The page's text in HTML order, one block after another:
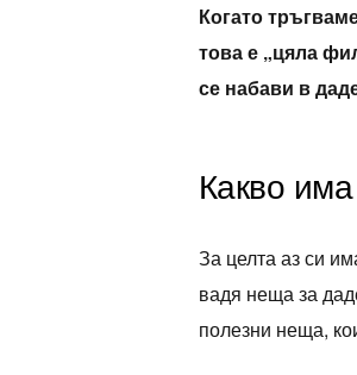
Когато
това е „цяла
се набави в
Какво
За целта аз си
вадя неща за
полезни неща,